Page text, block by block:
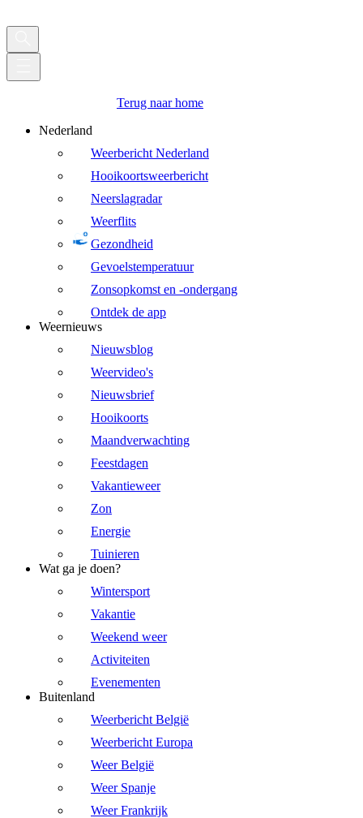
Terug naar home
Nederland
Weerbericht Nederland
Hooikoortsweerbericht
Neerslagradar
Weerflits
Gezondheid
Gevoelstemperatuur
Zonsopkomst en -ondergang
Ontdek de app
Weernieuws
Nieuwsblog
Weervideo's
Nieuwsbrief
Hooikoorts
Maandverwachting
Feestdagen
Vakantieweer
Zon
Energie
Tuinieren
Wat ga je doen?
Wintersport
Vakantie
Weekend weer
Activiteiten
Evenementen
Buitenland
Weerbericht België
Weerbericht Europa
Weer België
Weer Spanje
Weer Frankrijk